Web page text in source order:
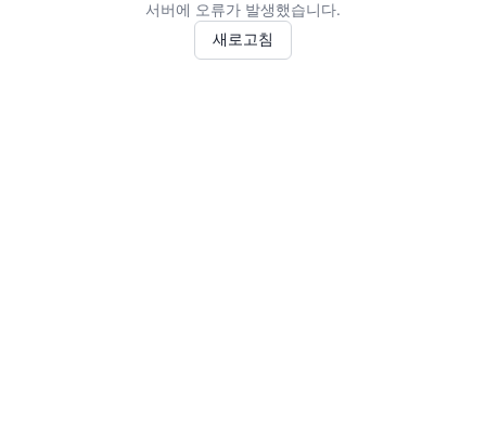
서버에 오류가 발생했습니다.
새로고침